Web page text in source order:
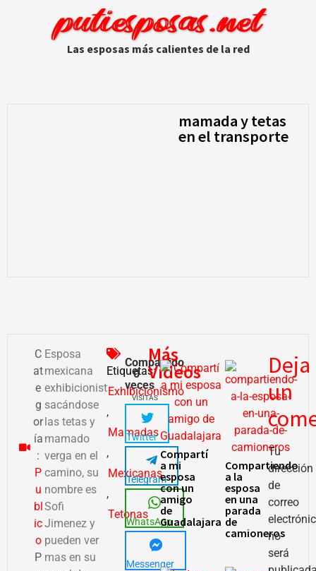
putiesposas.net
Las esposas más calientes de la red
mamada y tetas
en el transporte
C
at
e
g
or
ía
:
P
u
bl
ic
o
P
Esposa
mexicana
exhibicionista
sacándose
las tetas y
mamado
verga en el
camino, su
nombre es
Sofi
Jimenez y
pueden ver
mas en su
Etiquetas:
Exhibicionismo
,
Mamadas
,
Mexicanas
,
Tetonas
Compartido
0
veces
VISITAS
Twitter
Telegram
WhatsApp
Messenger
Más
Videos
Compartí
a mi
esposa
con un
amigo
de
Guadalajara
Compartiendo
a la
esposa
en una
parada
de
camioneros
Deja
un
Tu
dirección
de
correo
no
será